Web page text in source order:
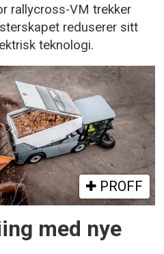
rallycross-VM trekker
reduserer sitt
teknologi.
PROFF
med nye